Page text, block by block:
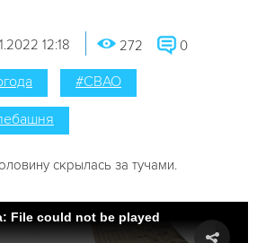
12:18 272 0
#СВАО
скрылась за тучами.
File could not be played